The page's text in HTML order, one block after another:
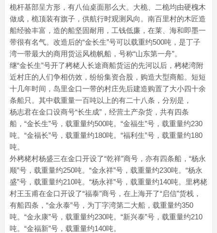
桅杆基部呈方形，有八仙桌面那么大。大桅、二桅均由硬槐木
做成，桅顶装有旗子，供航行时观测风向。南百里村的木匠造
船经验丰富，造的船坚固耐用，工钱低廉，在莱、海和即墨一
带很有名气。改造后的“金长生”号可以载重约500吨，是丁子
湾一带最大的商用货运风桅帆船，号称“山东第一舟”。
继“金长生”号开了栲栳人长途商船货运的先河以后，栲栳湾附
近村庄的人们争相仿效，纷纷集资合股，购造大型商船。短短
十几年时间，岛里金口一带的村庄先后建造购置了大小四十余
条船只。其中载重量一百吨以上的有二十八条，分别是，
杨志君在金口设商号“长生成”，经营土产杂货，共有四条
船，“金长生”号，载重量约500吨。“金福生”号，载重量约230
吨。“金福长”号，载重量约180吨。“福利生”号，载重量约180
吨。
外栲栳村杨盛三在金口开设了“乾祥”商号，亦有四条船，“杨永
顺”号，载重量约250吨。“金永祥”号，载重量约230吨。“杨永
盛”号，载重量约210吨。“杨永祥”号，载重量约140吨。里栲栳
村王玉甫在金口开设了“福泰”商号，在上海开了“启信”货栈，
有船四条，“金永泰”号，为丁字湾第二大船，载重量约350
吨。“金永康”号，载重量约230吨。“新兴泰”号，载重量约210
吨。“金福新”号，载重量约140吨。